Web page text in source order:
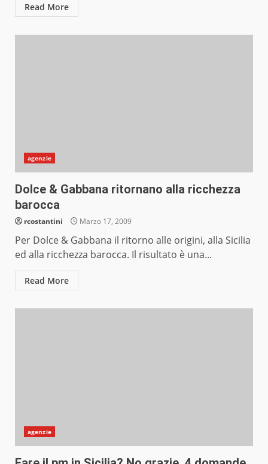
Read More
agenzie
Dolce & Gabbana ritornano alla ricchezza
barocca
rcostantini Marzo 17, 2009
Per Dolce & Gabbana il ritorno alle origini, alla Sicilia
ed alla ricchezza barocca. Il risultato è una...
Read More
agenzie